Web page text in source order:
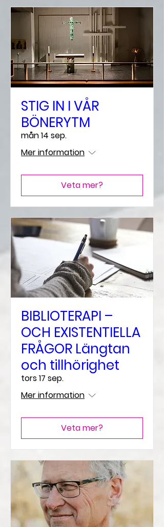
STIG IN I VÅR
BÖNERYTM
mån 14 sep.
Mer information
Veta mer?
BIBLIOTERAPI –
OCH EXISTENTIELLA
FRÅGOR Längtan
och tillhörighet
tors 17 sep.
Mer information
Veta mer?